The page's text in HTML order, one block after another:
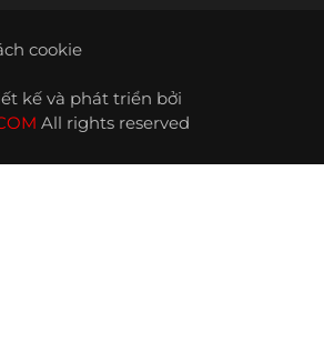
cookie
kế và phát triển bởi
All rights reserved